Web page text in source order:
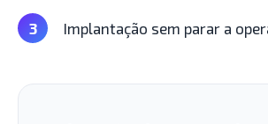
Implantação sem parar a